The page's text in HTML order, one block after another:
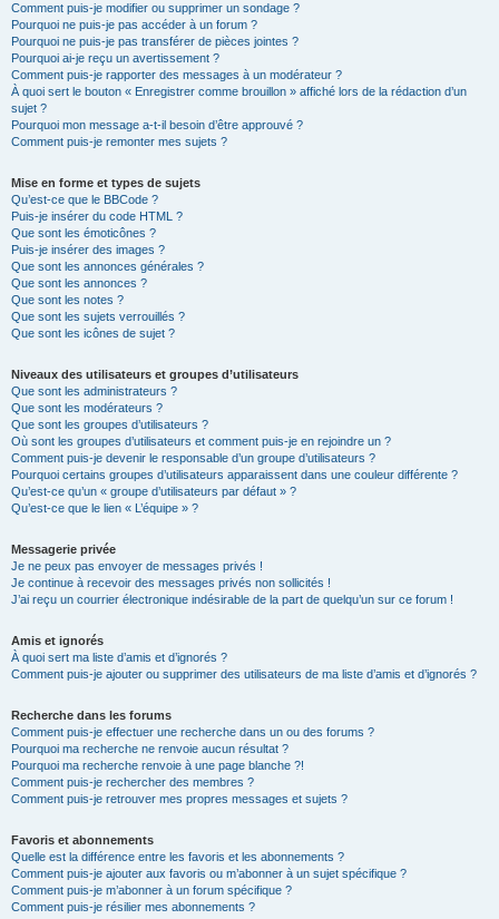
Comment puis-je modifier ou supprimer un sondage ?
Pourquoi ne puis-je pas accéder à un forum ?
Pourquoi ne puis-je pas transférer de pièces jointes ?
Pourquoi ai-je reçu un avertissement ?
Comment puis-je rapporter des messages à un modérateur ?
À quoi sert le bouton « Enregistrer comme brouillon » affiché lors de la rédaction d’un
sujet ?
Pourquoi mon message a-t-il besoin d’être approuvé ?
Comment puis-je remonter mes sujets ?
Mise en forme et types de sujets
Qu’est-ce que le BBCode ?
Puis-je insérer du code HTML ?
Que sont les émoticônes ?
Puis-je insérer des images ?
Que sont les annonces générales ?
Que sont les annonces ?
Que sont les notes ?
Que sont les sujets verrouillés ?
Que sont les icônes de sujet ?
Niveaux des utilisateurs et groupes d’utilisateurs
Que sont les administrateurs ?
Que sont les modérateurs ?
Que sont les groupes d’utilisateurs ?
Où sont les groupes d’utilisateurs et comment puis-je en rejoindre un ?
Comment puis-je devenir le responsable d’un groupe d’utilisateurs ?
Pourquoi certains groupes d’utilisateurs apparaissent dans une couleur différente ?
Qu’est-ce qu’un « groupe d’utilisateurs par défaut » ?
Qu’est-ce que le lien « L’équipe » ?
Messagerie privée
Je ne peux pas envoyer de messages privés !
Je continue à recevoir des messages privés non sollicités !
J’ai reçu un courrier électronique indésirable de la part de quelqu’un sur ce forum !
Amis et ignorés
À quoi sert ma liste d’amis et d’ignorés ?
Comment puis-je ajouter ou supprimer des utilisateurs de ma liste d’amis et d’ignorés ?
Recherche dans les forums
Comment puis-je effectuer une recherche dans un ou des forums ?
Pourquoi ma recherche ne renvoie aucun résultat ?
Pourquoi ma recherche renvoie à une page blanche ?!
Comment puis-je rechercher des membres ?
Comment puis-je retrouver mes propres messages et sujets ?
Favoris et abonnements
Quelle est la différence entre les favoris et les abonnements ?
Comment puis-je ajouter aux favoris ou m’abonner à un sujet spécifique ?
Comment puis-je m’abonner à un forum spécifique ?
Comment puis-je résilier mes abonnements ?